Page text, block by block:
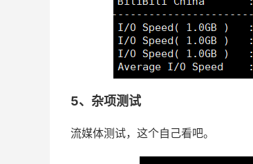
5、杂项测试
流媒体测试，这个自己看吧。